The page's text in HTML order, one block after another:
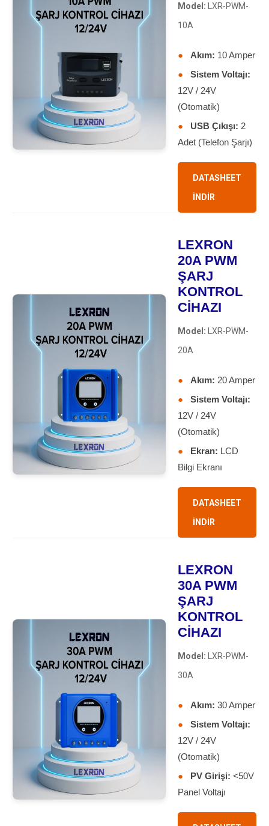
Model: LXR-PWM-
10A
● Akım: 10 Amper
●
Sistem Voltajı:
12V / 24V
(Otomatik)
●
USB Çıkışı: 2
Adet (Telefon Şarjı)
DATASHEET
İNDİR
LEXRON
20A PWM
ŞARJ
KONTROL
CİHAZI
Model: LXR-PWM-
20A
● Akım: 20 Amper
●
Sistem Voltajı:
12V / 24V
(Otomatik)
●
Ekran: LCD
Bilgi Ekranı
DATASHEET
İNDİR
LEXRON
30A PWM
ŞARJ
KONTROL
CİHAZI
Model: LXR-PWM-
30A
● Akım: 30 Amper
●
Sistem Voltajı:
12V / 24V
(Otomatik)
●
PV Girişi: <50V
Panel Voltajı